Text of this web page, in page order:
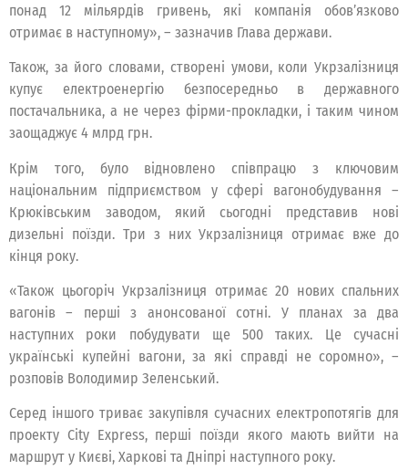
понад 12 мільярдів гривень, які компанія обов’язково
отримає в наступному», – зазначив Глава держави.
Також, за його словами, створені умови, коли Укрзалізниця
купує електроенергію безпосередньо в державного
постачальника, а не через фірми-прокладки, і таким чином
заощаджує 4 млрд грн.
Крім того, було відновлено співпрацю з ключовим
національним підприємством у сфері вагонобудування –
Крюківським заводом, який сьогодні представив нові
дизельні поїзди. Три з них Укрзалізниця отримає вже до
кінця року.
«Також цьогоріч Укрзалізниця отримає 20 нових спальних
вагонів – перші з анонсованої сотні. У планах за два
наступних роки побудувати ще 500 таких. Це сучасні
українські купейні вагони, за які справді не соромно», –
розповів Володимир Зеленський.
Серед іншого триває закупівля сучасних електропотягів для
проекту City Express, перші поїзди якого мають вийти на
маршрут у Києві, Харкові та Дніпрі наступного року.